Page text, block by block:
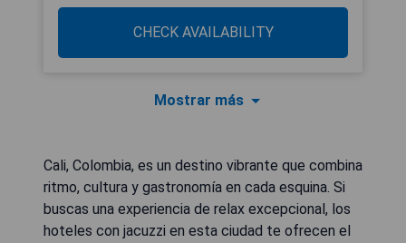
CHECK AVAILABILITY
Mostrar más
Cali, Colombia, es un destino vibrante que combina
ritmo, cultura y gastronomía en cada esquina. Si
buscas una experiencia de relax excepcional, los
hoteles con jacuzzi en esta ciudad te ofrecen el